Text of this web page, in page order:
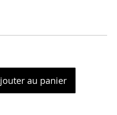
au panier